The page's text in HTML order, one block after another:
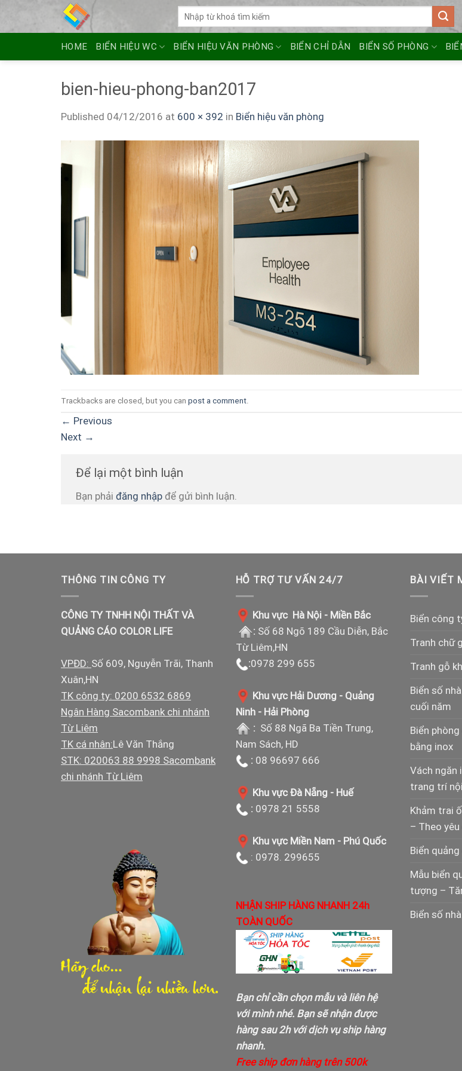
HOME BIỂN HIỆU WC BIỂN HIỆU VĂN PHÒNG BIỂN CHỈ DẪN BIỂN SỐ PHÒNG
bien-hieu-phong-ban2017
Published 04/12/2016 at 600 × 392 in Biển hiệu văn phòng
Trackbacks are closed, but you can post a comment
← Previous
Next →
Để lại một bình luận
Bạn phải đăng nhập để gửi bình luận.
THÔNG TIN CÔNG TY
CÔNG TY TNHH NỘI THẤT VÀ
QUẢNG CÁO COLOR LIFE
VPĐD: Số 609, Nguyễn Trãi, Thanh
Xuân,HN
TK công ty: 0200 6532 6869
Ngân Hàng Sacombank chi nhánh
Từ Liêm
TK cá nhân:Lê Văn Thắng
STK: 020063 88 9998 Sacombank
chi nhánh Từ Liêm
HỖ TRỢ TƯ VẤN 24/7
Khu vực Hà Nội - Miền Bắc
: Số 68 Ngõ 189 Cầu Diễn, Bắc
Từ Liêm,HN
:0978 299 655
Khu vực Hải Dương - Quảng
Ninh - Hải Phòng
: Số 88 Ngã Ba Tiền Trung,
Nam Sách, HD
: 08 96697 666
Khu vực Đà Nẵng - Huế
: 0978 21 5558
Khu vực Miền Nam - Phú Quốc
: 0978. 299655
NHẬN SHIP HÀNG NHANH 24h
TOÀN QUỐC
Bạn chỉ cần chọn mẫu và liên hệ
với mình nhé. Bạn sẽ nhận được
hàng sau 2h với dịch vụ ship hàng
nhanh.
Free ship đơn hàng trên 500k
BÀI VIẾT
Biển công
Tranh chữ
Tranh gỗ
Biển số
cuối năm
Biển
bằng inox
Vách ngăn
trang trí
Khảm trai
– Theo yêu
Biển
Mẫu biển
tượng –
Biển số